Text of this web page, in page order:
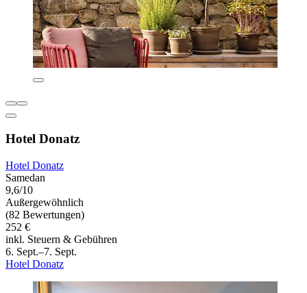
Hotel Donatz
Hotel Donatz
Samedan
9,6/10
Außergewöhnlich
(82 Bewertungen)
252 €
inkl. Steuern & Gebühren
6. Sept.–7. Sept.
Hotel Donatz